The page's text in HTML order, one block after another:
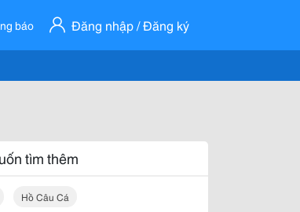
báo Đăng nhập / Đăng ký
tìm thêm
Hồ Câu Cá